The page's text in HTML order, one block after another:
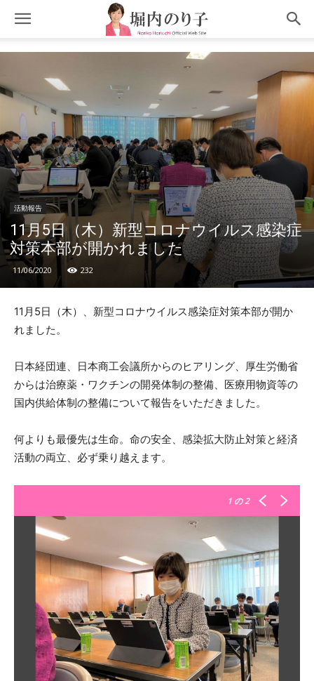
活動報告
11月5日（木）新型コロナウイルス感染症
対策本部が開かれました
11/06/2020 232
11月5日（木）、新型コロナウイルス感染症対策本部が開か
れました。
日本経団連、日本商工会議所からのヒアリング、厚生労働省
からは治療薬・ワクチンの開発体制の整備、医療用物資等の
国内供給体制の整備について報告をいただきました。
何よりも最優先は生命。命の安全、感染拡大防止対策と経済
活動の両立、必ず乗り越えます。
1 の 2